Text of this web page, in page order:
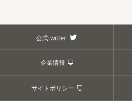
公式twitter
企業情報
サイトポリシー